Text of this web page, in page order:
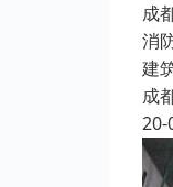
成
消
建
成
20-